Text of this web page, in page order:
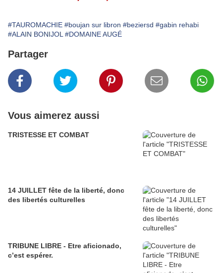
#TAUROMACHIE #boujan sur libron #beziersd #gabin rehabi
#ALAIN BONIJOL #DOMAINE AUGÉ
Partager
Vous aimerez aussi
TRISTESSE ET COMBAT
14 JUILLET fête de la liberté, donc
des libertés culturelles
TRIBUNE LIBRE - Etre aficionado,
c’est espérer.